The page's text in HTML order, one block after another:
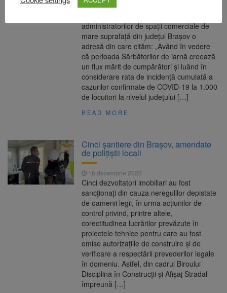
16 decembrie 2020
administratorilor de spații comerciale de
mare suprafață din județul Brașov o
adresă din care cităm: „Având în vedere
că perioada Sărbătorilor de iarnă creează
un flux mărit de cumpărători și luând în
considerare rata de incidență cumulată a
cazurilor confirmate de COVID-19 la 1.000
de locuitori la nivelul județului […]
READ MORE
Cinci șantiere din Brașov, amendate
de polițiștii locali
16 decembrie 2020
Cinci dezvoltatori imobiliari au fost
sancționați din cauza neregulilor depistate
de oamenii legii, în urma acțiunilor de
control privind, printre altele,
corectitudinea lucrărilor prevăzute în
proiectele tehnice pentru care au fost
emise autorizațiile de construire și de
verificare a respectării prevederilor legale
în domeniu. Astfel, din cadrul Biroului
Disciplina în Construcții și Afișaj Stradal
împreună […]